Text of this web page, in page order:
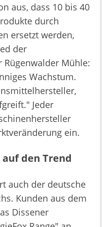
aus, dass 10 bis 40
durch
ersetzt werden,
der
Rügenwalder Mühle:
Wachstum.
Jeder
ein.
den Trend
auch der deutsche
Kunden aus dem
Dissener